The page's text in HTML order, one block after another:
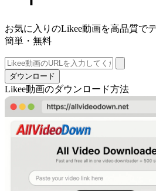
お気に入りのLikee動画を高品質で
簡単・無料
ダウンロード
Likee動画のダウンロード方法